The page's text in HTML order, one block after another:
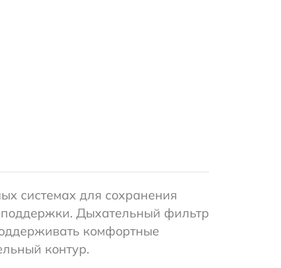
системах для сохранения
поддержки. Дыхательный фильтр
комфортные
контур.